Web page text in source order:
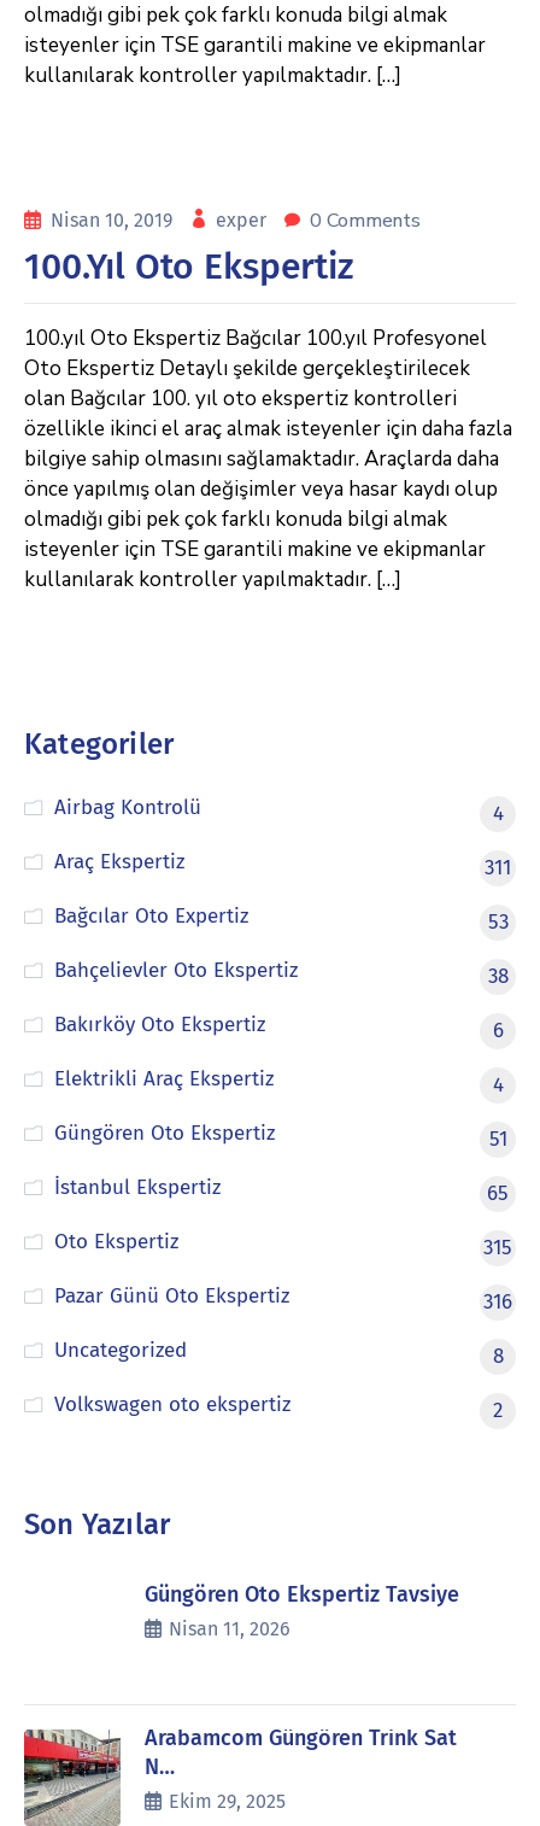
olmadığı gibi pek çok farklı konuda bilgi almak
isteyenler için TSE garantili makine ve ekipmanlar
kullanılarak kontroller yapılmaktadır. […]
Nisan 10, 2019 exper 0 Comments
100.Yıl Oto Ekspertiz
100.yıl Oto Ekspertiz Bağcılar 100.yıl Profesyonel
Oto Ekspertiz Detaylı şekilde gerçekleştirilecek
olan Bağcılar 100. yıl oto ekspertiz kontrolleri
özellikle ikinci el araç almak isteyenler için daha fazla
bilgiye sahip olmasını sağlamaktadır. Araçlarda daha
önce yapılmış olan değişimler veya hasar kaydı olup
olmadığı gibi pek çok farklı konuda bilgi almak
isteyenler için TSE garantili makine ve ekipmanlar
kullanılarak kontroller yapılmaktadır. […]
Kategoriler
Airbag Kontrolü
4
Araç Ekspertiz
311
Bağcılar Oto Expertiz
53
Bahçelievler Oto Ekspertiz
38
Bakırköy Oto Ekspertiz
6
Elektrikli Araç Ekspertiz
4
Güngören Oto Ekspertiz
51
İstanbul Ekspertiz
65
Oto Ekspertiz
315
Pazar Günü Oto Ekspertiz
316
Uncategorized
8
Volkswagen oto ekspertiz
2
Son Yazılar
Güngören Oto Ekspertiz Tavsiye
Nisan 11, 2026
Arabamcom Güngören Trink Sat
N…
Ekim 29, 2025